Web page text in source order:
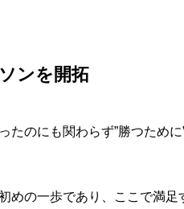
ンを開拓
たのにも関わらず”勝つため
めの一歩であり、ここで満